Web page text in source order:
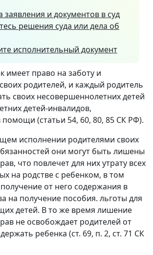
и документов в суд
решения суда или дела об
исполнительный документ
имеет право на заботу и
родителей, и каждый родитель
своих несовершеннолетних детей
детей-инвалидов,
(статьи 54, 60, 80, 85 СК РФ).
исполнении родителями своих
они могут быть лишены
что повлечет для них утрату всех
на родстве с ребенком, в том
от него содержания в
на получение пособия. льготы для
детей. В то же время лишение
не освобождает родителей от
ребенка (ст. 69, п. 2, ст. 71 СК